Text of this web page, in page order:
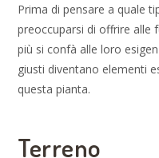
Prima di pensare a quale
preoccuparsi di offrire alle
più si confà alle loro
giusti diventano elementi
questa pianta.
Terreno